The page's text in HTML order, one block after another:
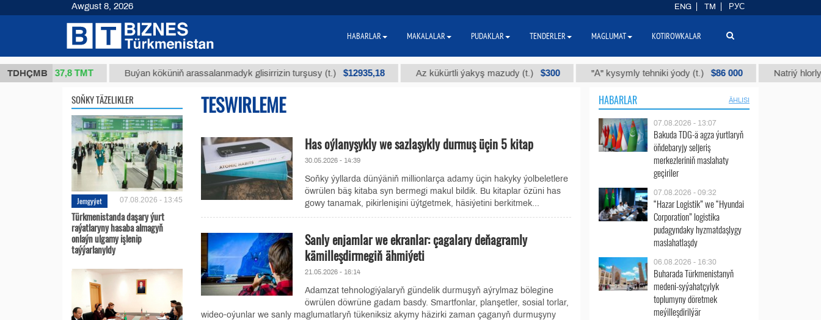
TDHÇMB
37,8 ТМТ Buýan köküniň arassalanmadyk glisirrizin turşusy (t.) $12935,18 Az kükürtli ýakyş mazudy (t.) $300 "А" kysymly tehniki ýody (t.) $86 000 Natriý hlorly
SOŇKY TÄZELIKLER
Jemgyýet 07.08.2026 - 13:45
Türkmenistanda daşary ýurt
raýatlaryny hasaba almagyň
onlaýn ulgamy işlenip
taýýarlanyldy
TESWIRLEME
Has oýlanyşykly we sazlaşykly durmuş üçin 5 kitap
30.05.2026 - 14:39
Soňky ýyllarda dünýäniň millionlarça adamy üçin hakyky ýolbeletlere
öwrülen bäş kitaba syn bermegi makul bildik. Bu kitaplar özüni has
gowy tanamak, pikirlenişini üýtgetmek, häsiýetini berkitmek...
Sanly enjamlar we ekranlar: çagalary deňagramly
kämilleşdirmegiň ähmiýeti
21.05.2026 - 16:14
Adamzat tehnologiýalaryň gündelik durmuşyň aýrylmaz bölegine
öwrülen döwrüne gadam basdy. Smartfonlar, planşetler, sosial torlar,
wideo-oýunlar we sanly maglumatlaryň tükeniksiz akymy häzirki zaman çaganyň durmuşyny
HABARLAR ÄHLISI
07.08.2026 - 13:07
Bakuda TDG-ä agza ýurtlaryň
öňdebaryjy seljeriş
merkezleriniň maslahaty
geçiriler
07.08.2026 - 09:32
“Hazar Logistik” we “Hyundai
Corporation” logistika
pudagyndaky hyzmatdaşlygy
maslahatlaşdy
06.08.2026 - 16:30
Buharada Türkmenistanyň
medeni-syýahatçylyk
toplumyny döretmek
meýilleşdirilýär
Awgust 8, 2026 ENG TM РУС
HABARLAR MAKALALAR PUDAKLAR TENDERLER MAGLUMAT KOTIROWKALAR